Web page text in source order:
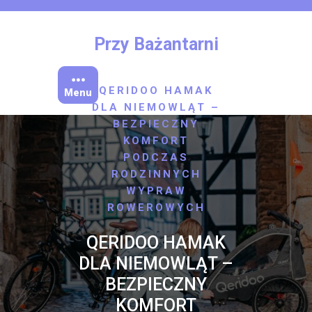
Przy Bażantarni
Menu
HOME
QERIDOO HAMAK
DLA NIEMOWLĄT –
BEZPIECZNY
KOMFORT
PODCZAS
RODZINNYCH
WYPRAW
ROWEROWYCH
QERIDOO HAMAK
DLA NIEMOWLĄT –
BEZPIECZNY
KOMFORT